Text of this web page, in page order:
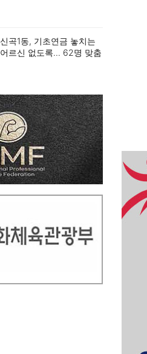
신곡1동, 기초연금 놓치는
어르신 없도록… 62명 맞춤